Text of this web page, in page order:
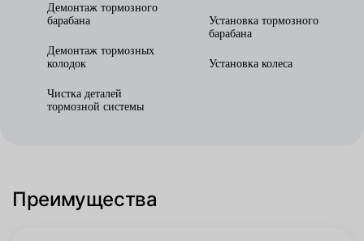
Демонтаж тормозного
барабана
Демонтаж тормозных
колодок
Чистка деталей
тормозной системы
Установка тормозного
барабана
Установка колеса
Преимущества